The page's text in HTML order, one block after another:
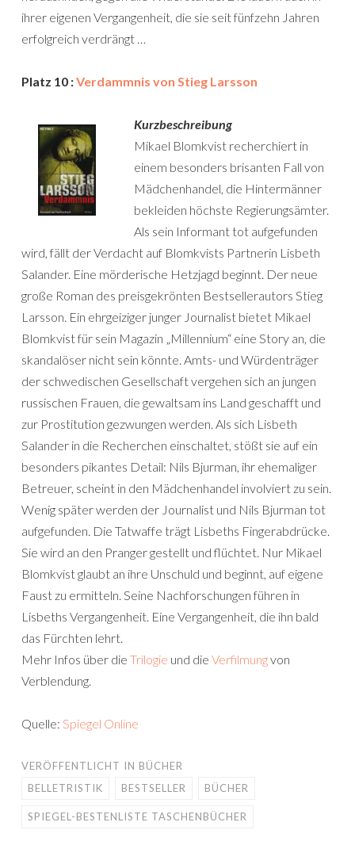
ihrer eigenen Vergangenheit, die sie seit fünfzehn Jahren
erfolgreich verdrängt …
Platz 10 :Verdammnis von Stieg Larsson
Kurzbeschreibung
Mikael Blomkvist recherchiert in
einem besonders brisanten Fall von
Mädchenhandel, die Hintermänner
bekleiden höchste Regierungsämter.
Als sein Informant tot aufgefunden
wird, fällt der Verdacht auf Blomkvists Partnerin Lisbeth
Salander. Eine mörderische Hetzjagd beginnt. Der neue
große Roman des preisgekrönten Bestsellerautors Stieg
Larsson. Ein ehrgeiziger junger Journalist bietet Mikael
Blomkvist für sein Magazin „Millennium“ eine Story an, die
skandalöser nicht sein könnte. Amts- und Würdenträger
der schwedischen Gesellschaft vergehen sich an jungen
russischen Frauen, die gewaltsam ins Land geschafft und
zur Prostitution gezwungen werden. Als sich Lisbeth
Salander in die Recherchen einschaltet, stößt sie auf ein
besonders pikantes Detail: Nils Bjurman, ihr ehemaliger
Betreuer, scheint in den Mädchenhandel involviert zu sein.
Wenig später werden der Journalist und Nils Bjurman tot
aufgefunden. Die Tatwaffe trägt Lisbeths Fingerabdrücke.
Sie wird an den Pranger gestellt und flüchtet. Nur Mikael
Blomkvist glaubt an ihre Unschuld und beginnt, auf eigene
Faust zu ermitteln. Seine Nachforschungen führen in
Lisbeths Vergangenheit. Eine Vergangenheit, die ihn bald
das Fürchten lehrt.
Mehr Infos über die Trilogie und die Verfilmungvon
Verblendung.
Quelle: Spiegel Online
VERÖFFENTLICHT IN BÜCHER
BELLETRISTIK
BESTSELLER BÜCHER
SPIEGEL-BESTENLISTE TASCHENBÜCHER